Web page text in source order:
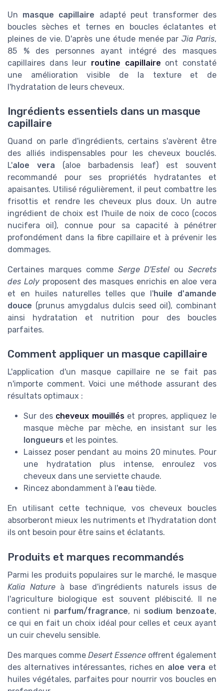
Un masque capillaire adapté peut transformer des
boucles sèches et ternes en boucles éclatantes et
pleines de vie. D'après une étude menée parJia Paris,
85 % des personnes ayant intégré des masques
capillaires dans leur routine capillaire ont constaté
une amélioration visible de la texture et de
l'hydratation de leurs cheveux.
Ingrédients essentiels dans un masque
capillaire
Quand on parle d'ingrédients, certains s'avèrent être
des alliés indispensables pour les cheveux bouclés.
L'aloe vera (aloe barbadensis leaf) est souvent
recommandé pour ses propriétés hydratantes et
apaisantes. Utilisé régulièrement, il peut combattre les
frisottis et rendre les cheveux plus doux. Un autre
ingrédient de choix est l'huile de noix de coco (cocos
nucifera oil), connue pour sa capacité à pénétrer
profondément dans la fibre capillaire et à prévenir les
dommages.
Certaines marques comme Serge D'Estel ouSecrets
des Lolyproposent des masques enrichis en aloe vera
et en huiles naturelles telles que l'huile d'amande
douce (prunus amygdalus dulcis seed oil), combinant
ainsi hydratation et nutrition pour des boucles
parfaites.
Comment appliquer un masque capillaire
L'application d'un masque capillaire ne se fait pas
n'importe comment. Voici une méthode assurant des
résultats optimaux :
Sur des cheveux mouilléset propres, appliquez le
masque mèche par mèche, en insistant sur les
longueurs et les pointes.
Laissez poser pendant au moins 20 minutes. Pour
une hydratation plus intense, enroulez vos
cheveux dans une serviette chaude.
Rincez abondamment à l'eau tiède.
En utilisant cette technique, vos cheveux boucles
absorberont mieux les nutriments et l'hydratation dont
ils ont besoin pour être sains et éclatants.
Produits et marques recommandés
Parmi les produits populaires sur le marché, le masque
Kalia Natureà base d'ingrédients naturels issus de
l'agriculture biologique est souvent plébiscité. Il ne
contient ni parfum/fragrance, ni sodium benzoate,
ce qui en fait un choix idéal pour celles et ceux ayant
un cuir chevelu sensible.
Des marques comme Desert Essence offrent également
des alternatives intéressantes, riches en aloe vera et
huiles végétales, parfaites pour nourrir vos boucles en